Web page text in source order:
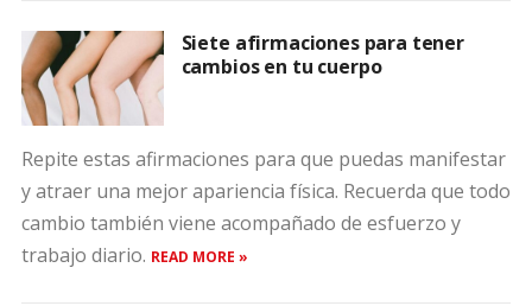
Siete afirmaciones para tener
cambios en tu cuerpo
Repite estas afirmaciones para que puedas manifestar
y atraer una mejor apariencia física. Recuerda que todo
cambio también viene acompañado de esfuerzo y
trabajo diario. READ MORE »